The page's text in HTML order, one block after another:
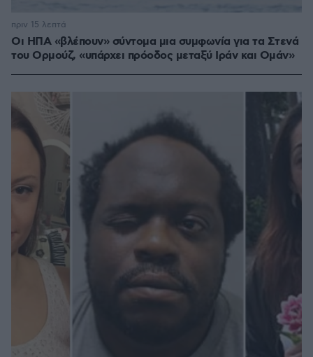
Οι ΗΠΑ «βλέπουν» σύντομα μια συμφωνία για τα Στενά
του Ορμούζ, «υπάρχει πρόοδος μεταξύ Ιράν και Ομάν»
πριν 15 λεπτά